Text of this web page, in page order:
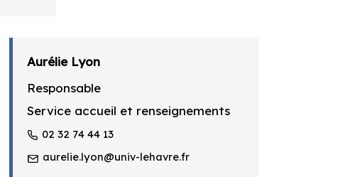
Aurélie Lyon
Responsable
Service accueil et renseignements
02 32 74 44 13
aurelie.lyon@univ-lehavre.fr